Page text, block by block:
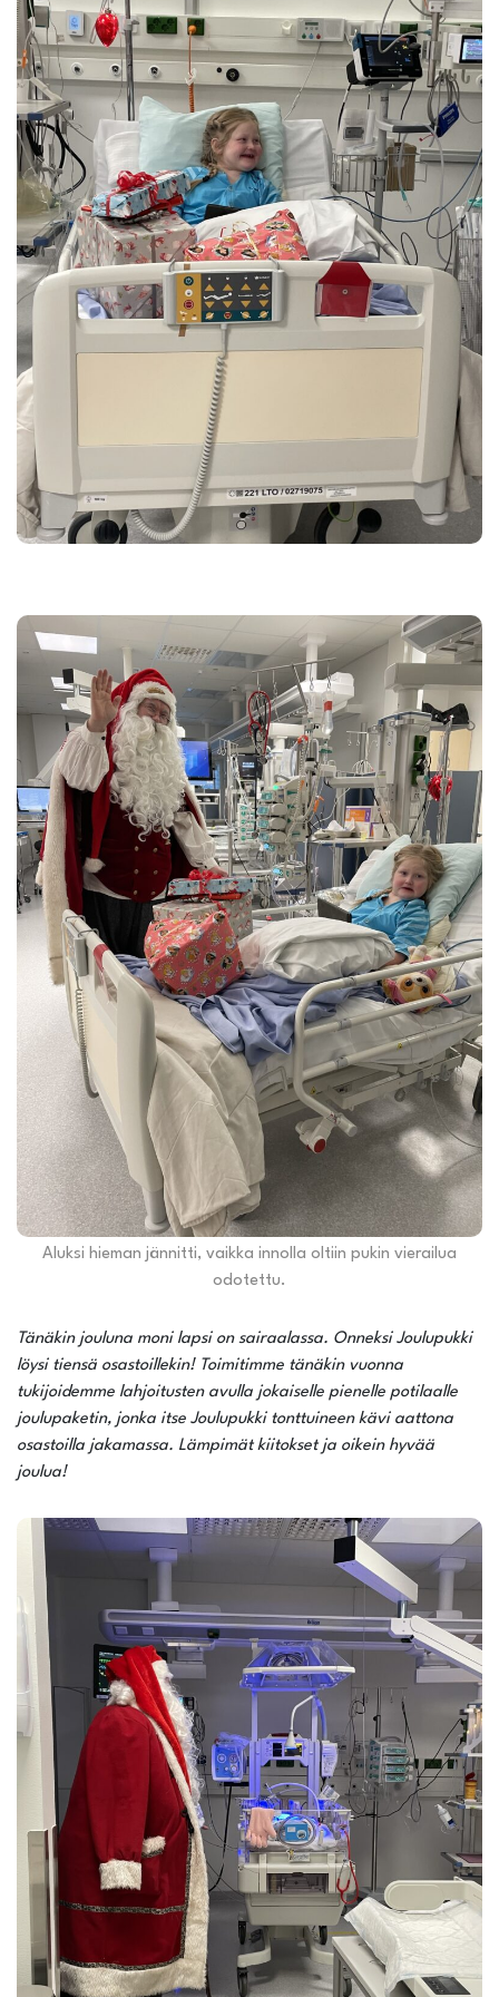
Aluksi hieman jännitti, vaikka innolla oltiin pukin vierailua
odotettu.
Tänäkin jouluna moni lapsi on sairaalassa. Onneksi Joulupukki
löysi tiensä osastoillekin! Toimitimme tänäkin vuonna
tukijoidemme lahjoitusten avulla jokaiselle pienelle potilaalle
joulupaketin, jonka itse Joulupukki tonttuineen kävi aattona
osastoilla jakamassa. Lämpimät kiitokset ja oikein hyvää
joulua!